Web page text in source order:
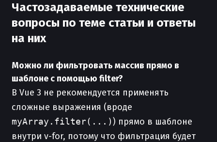
Частозадаваемые технические
вопросы по теме статьи и ответы
на них
Можно ли фильтровать массив прямо в
шаблоне с помощью filter?
В Vue 3 не рекомендуется применять
сложные выражения (вроде
myArray.filter(...) ) прямо в шаблоне
внутри v-for, потому что фильтрация будет